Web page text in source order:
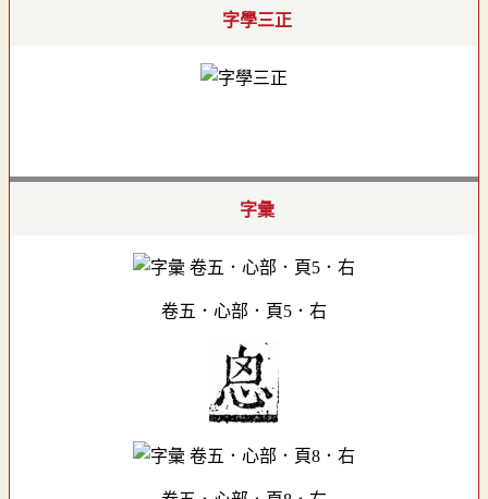
字學三正
字彙
卷五．心部．頁5．右